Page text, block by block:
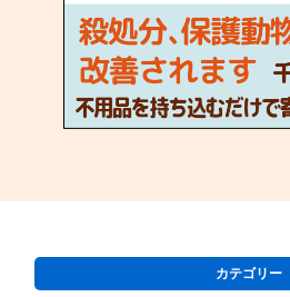
カテゴリー